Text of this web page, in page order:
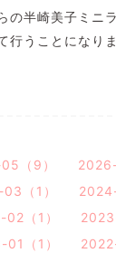
の半崎美子ミニ
うことになり
（9）
（1）
（1）
（1）